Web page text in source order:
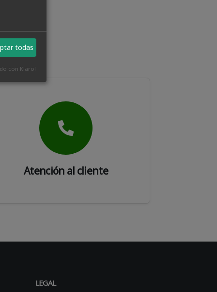
Atención al cliente
LEGAL
todas
con Klaro!